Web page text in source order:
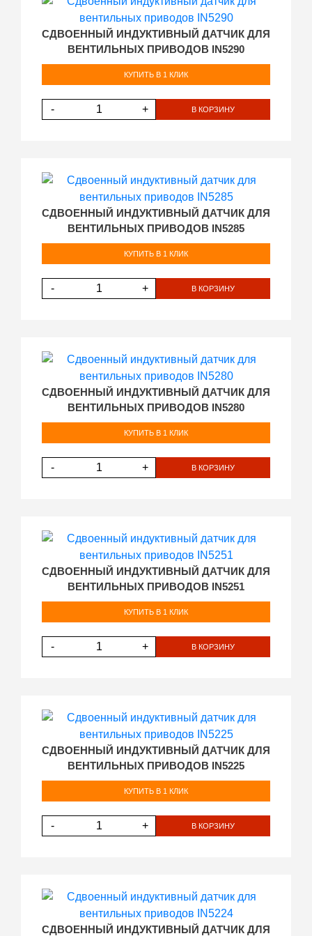
СДВОЕННЫЙ ИНДУКТИВНЫЙ ДАТЧИК ДЛЯ
ВЕНТИЛЬНЫХ ПРИВОДОВ IN5290
КУПИТЬ В 1 КЛИК
- + В КОРЗИНУ
СДВОЕННЫЙ ИНДУКТИВНЫЙ ДАТЧИК ДЛЯ
ВЕНТИЛЬНЫХ ПРИВОДОВ IN5285
КУПИТЬ В 1 КЛИК
- + В КОРЗИНУ
СДВОЕННЫЙ ИНДУКТИВНЫЙ ДАТЧИК ДЛЯ
ВЕНТИЛЬНЫХ ПРИВОДОВ IN5280
КУПИТЬ В 1 КЛИК
- + В КОРЗИНУ
СДВОЕННЫЙ ИНДУКТИВНЫЙ ДАТЧИК ДЛЯ
ВЕНТИЛЬНЫХ ПРИВОДОВ IN5251
КУПИТЬ В 1 КЛИК
- + В КОРЗИНУ
СДВОЕННЫЙ ИНДУКТИВНЫЙ ДАТЧИК ДЛЯ
ВЕНТИЛЬНЫХ ПРИВОДОВ IN5225
КУПИТЬ В 1 КЛИК
- + В КОРЗИНУ
СДВОЕННЫЙ ИНДУКТИВНЫЙ ДАТЧИК ДЛЯ